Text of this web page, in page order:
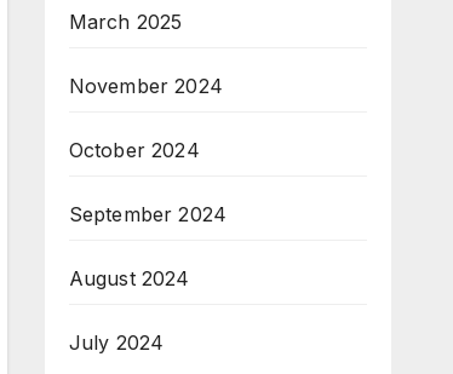
March 2025
November 2024
October 2024
September 2024
August 2024
July 2024